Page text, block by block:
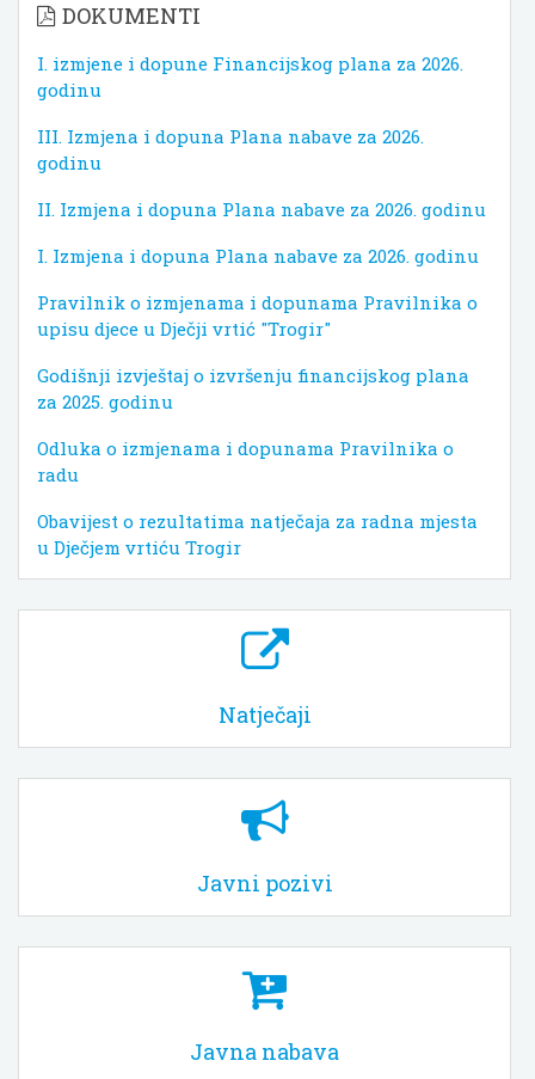
DOKUMENTI
I. izmjene i dopune Financijskog plana za 2026.
godinu
III. Izmjena i dopuna Plana nabave za 2026.
godinu
II. Izmjena i dopuna Plana nabave za 2026. godinu
I. Izmjena i dopuna Plana nabave za 2026. godinu
Pravilnik o izmjenama i dopunama Pravilnika o
upisu djece u Dječji vrtić "Trogir"
Godišnji izvještaj o izvršenju financijskog plana
za 2025. godinu
Odluka o izmjenama i dopunama Pravilnika o
radu
Obavijest o rezultatima natječaja za radna mjesta
u Dječjem vrtiću Trogir
Natječaji
Javni pozivi
Javna nabava